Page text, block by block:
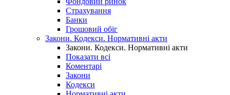
Страхування
Банки
Грошовий обіг
Закони. Кодекси. Нормативні акти
Закони. Кодекси. Нормативні акти
Показати всі
Коментарі
Закони
Кодекси